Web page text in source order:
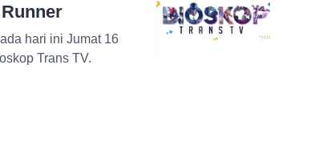
hari ini Jumat 16
Trans TV.